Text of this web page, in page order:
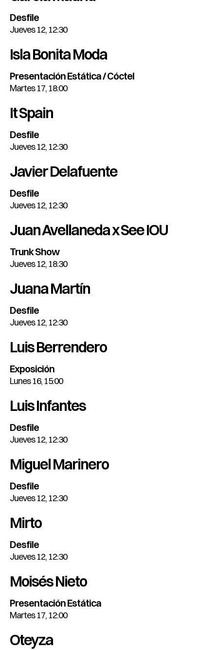
Desfile
Jueves 12, 12:30
Isla Bonita Moda
Presentación Estática / Cóctel
Martes 17, 18:00
It Spain
Desfile
Jueves 12, 12:30
Javier Delafuente
Desfile
Jueves 12, 12:30
Juan Avellaneda x See IOU
Trunk Show
Jueves 12, 18:30
Juana Martín
Desfile
Jueves 12, 12:30
Luis Berrendero
Exposición
Lunes 16, 15:00
Luis Infantes
Desfile
Jueves 12, 12:30
Miguel Marinero
Desfile
Jueves 12, 12:30
Mirto
Desfile
Jueves 12, 12:30
Moisés Nieto
Presentación Estática
Martes 17, 12:00
Oteyza